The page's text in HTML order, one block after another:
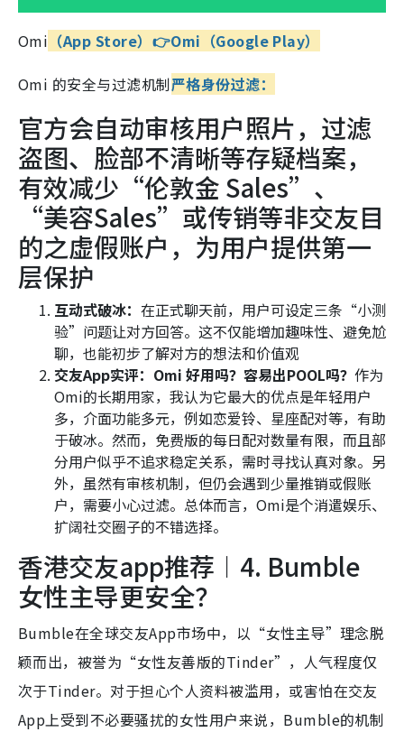
Omi （App Store） 👉Omi（Google Play）
Omi 的安全与过滤机制严格身份过滤：
官方会自动审核用户照片，过滤
盗图、脸部不清晰等存疑档案，
有效减少“伦敦金 Sales”、
“美容Sales”或传销等非交友目
的之虚假账户，为用户提供第一
层保护
互动式破冰： 在正式聊天前，用户可设定三条“小测
验”问题让对方回答。这不仅能增加趣味性、避免尬
聊，也能初步了解对方的想法和价值观
交友App实评：Omi 好用吗？容易出POOL吗？ 作为
Omi的长期用家，我认为它最大的优点是年轻用户
多，介面功能多元，例如恋爱铃、星座配对等，有助
于破冰。然而，免费版的每日配对数量有限，而且部
分用户似乎不追求稳定关系，需时寻找认真对象。另
外，虽然有审核机制，但仍会遇到少量推销或假账
户，需要小心过滤。总体而言，Omi是个消遣娱乐、
扩阔社交圈子的不错选择。
香港交友app推荐︱4. Bumble
女性主导更安全？
Bumble在全球交友App市场中，以“女性主导”理念脱
颖而出，被誉为“女性友善版的Tinder”，人气程度仅
次于Tinder。对于担心个人资料被滥用，或害怕在交友
App上受到不必要骚扰的女性用户来说，Bumble的机制